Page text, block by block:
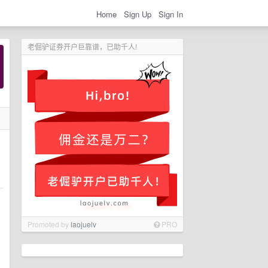
Home Sign Up Sign In
老倔驴证券开户巨靠谱，已助千人!
Promoted bylaojuelv PRO